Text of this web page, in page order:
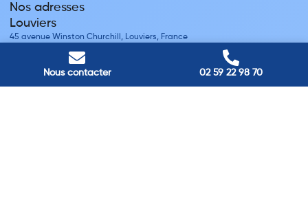
Nous contacter 02 59 22 98 70
Nos adresses
Louviers
45 avenue Winston Churchill, Louviers, France
Pont-Audemer
9 Rue du Président Georges Pompidou, Pont-Audemer, France
Rouen